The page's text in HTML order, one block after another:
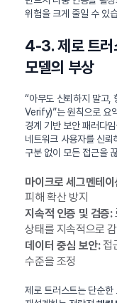
위험을 크게 줄일 수 있
4-3. 제로 트
모델의 부상
“아무도 신뢰하지 말
Verify)”는 원칙으로 요
경계 기반 보안 패러다
네트워크 사용자를 신뢰
구분 없이 모든 접근을
마이크로 세그멘테이
피해 확산 방지
지속적 인증 및 검증:
상태를 지속적으로 감
데이터 중심 보안:접
수준을 조정
제로 트러스트는 단순